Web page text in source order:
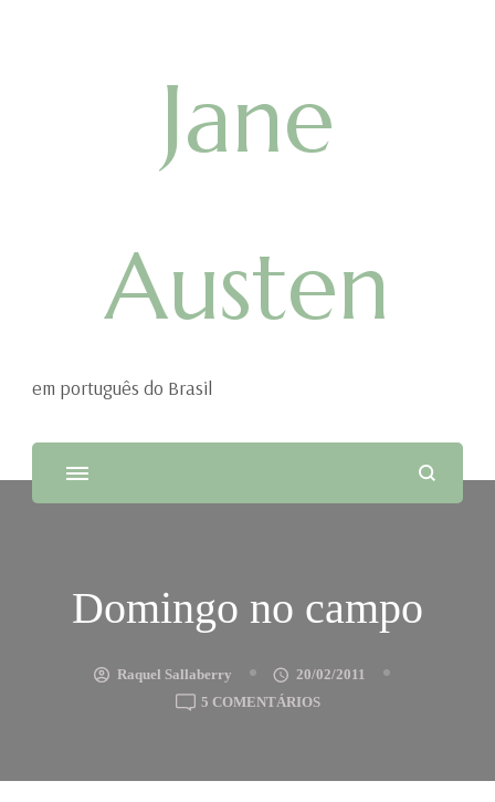
Jane
Austen
em português do Brasil
Domingo no campo
Raquel Sallaberry
20/02/2011
5 COMENTÁRIOSEM
CAMPO